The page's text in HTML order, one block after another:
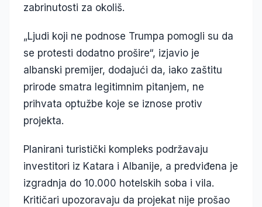
zabrinutosti za okoliš.
„Ljudi koji ne podnose Trumpa pomogli su da
se protesti dodatno prošire“, izjavio je
albanski premijer, dodajući da, iako zaštitu
prirode smatra legitimnim pitanjem, ne
prihvata optužbe koje se iznose protiv
projekta.
Planirani turistički kompleks podržavaju
investitori iz Katara i Albanije, a predviđena je
izgradnja do 10.000 hotelskih soba i vila.
Kritičari upozoravaju da projekat nije prošao